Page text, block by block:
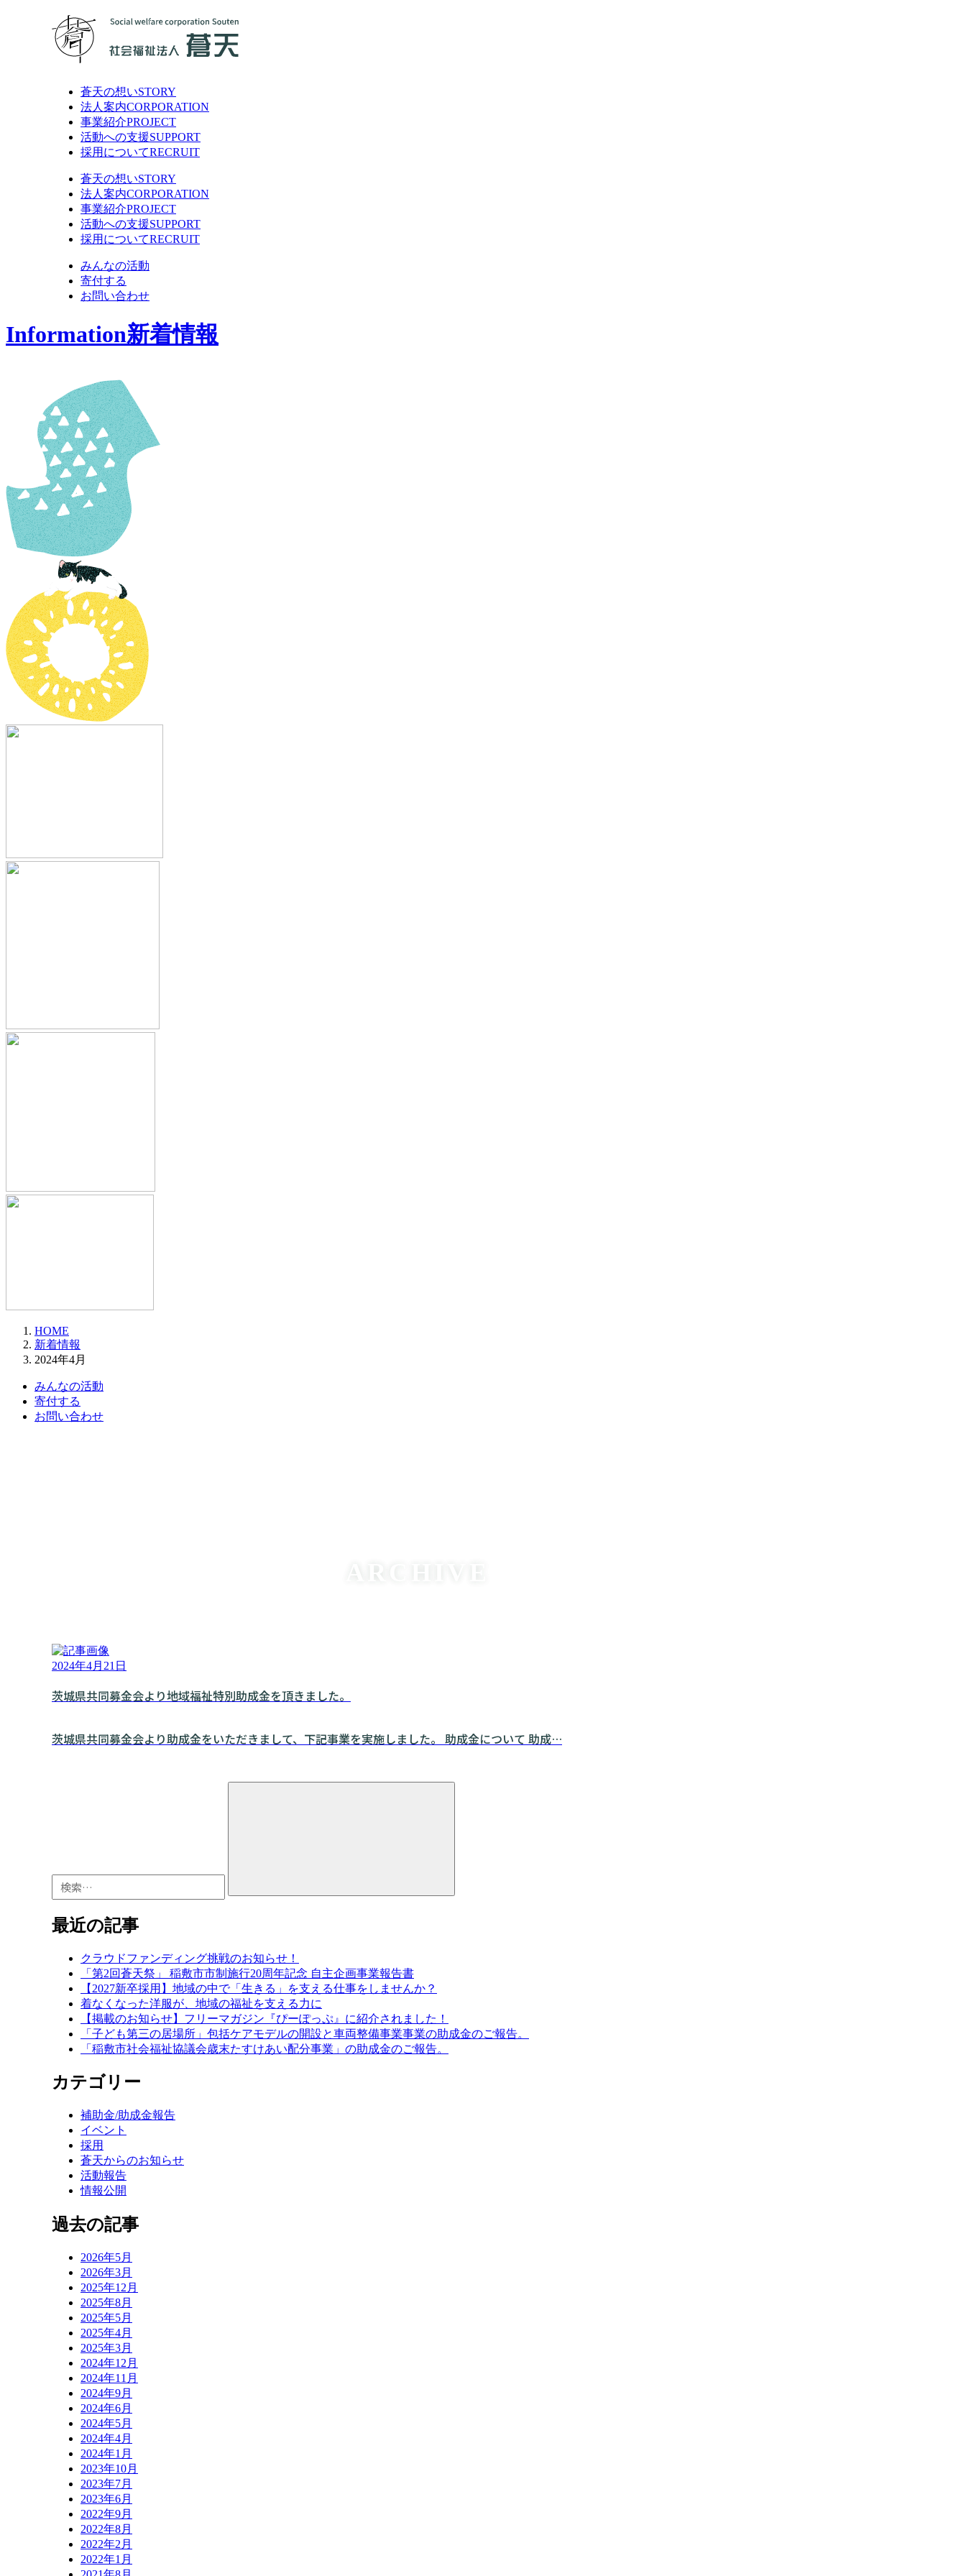
蒼天の想いSTORY
法人案内CORPORATION
事業紹介PROJECT
活動への支援SUPPORT
採用についてRECRUIT
蒼天の想いSTORY
法人案内CORPORATION
事業紹介PROJECT
活動への支援SUPPORT
採用についてRECRUIT
みんなの活動
寄付する
お問い合わせ
Information新着情報
HOME
新着情報
2024年4月
みんなの活動
寄付する
お問い合わせ
ARCHIVE
2024年4月21日
茨城県共同募金会より地域福祉特別助成金を頂きました。
茨城県共同募金会より助成金をいただきまして、下記事業を実施しました。 助成金について 助成…
最近の記事
クラウドファンディング挑戦のお知らせ！
「第2回蒼天祭」 稲敷市市制施行20周年記念 自主企画事業報告書
【2027新卒採用】地域の中で「生きる」を支える仕事をしませんか？
着なくなった洋服が、地域の福祉を支える力に
【掲載のお知らせ】フリーマガジン『ぴーぽっぷ』に紹介されました！
「子ども第三の居場所」包括ケアモデルの開設と車両整備事業事業の助成金のご報告。
「稲敷市社会福祉協議会歳末たすけあい配分事業」の助成金のご報告。
カテゴリー
補助金/助成金報告
イベント
採用
蒼天からのお知らせ
活動報告
情報公開
過去の記事
2026年5月
2026年3月
2025年12月
2025年8月
2025年5月
2025年4月
2025年3月
2024年12月
2024年11月
2024年9月
2024年6月
2024年5月
2024年4月
2024年1月
2023年10月
2023年7月
2023年6月
2022年9月
2022年8月
2022年2月
2022年1月